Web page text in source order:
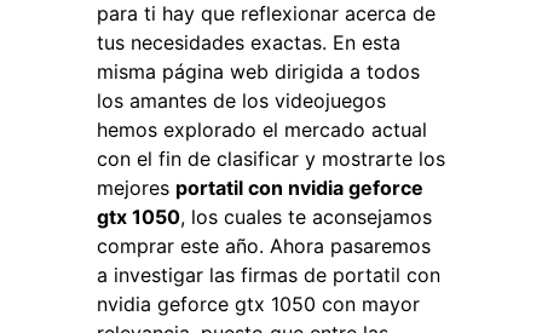
para ti hay que reflexionar acerca de
tus necesidades exactas. En esta
misma página web dirigida a todos
los amantes de los videojuegos
hemos explorado el mercado actual
con el fin de clasificar y mostrarte los
mejores portatil con nvidia geforce
gtx 1050, los cuales te aconsejamos
comprar este año. Ahora pasaremos
a investigar las firmas de portatil con
nvidia geforce gtx 1050 con mayor